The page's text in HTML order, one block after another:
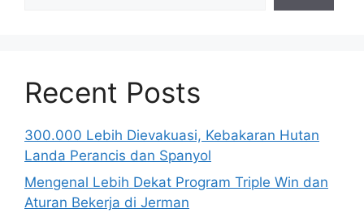
Recent Posts
300.000 Lebih Dievakuasi, Kebakaran Hutan
Landa Perancis dan Spanyol
Mengenal Lebih Dekat Program Triple Win dan
Aturan Bekerja di Jerman